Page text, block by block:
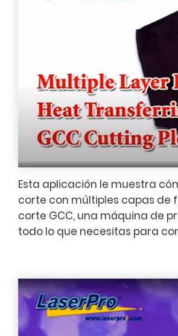
Esta aplicación le muestra
corte con múltiples capas de
corte GCC, una máquina de
todo lo que necesitas para